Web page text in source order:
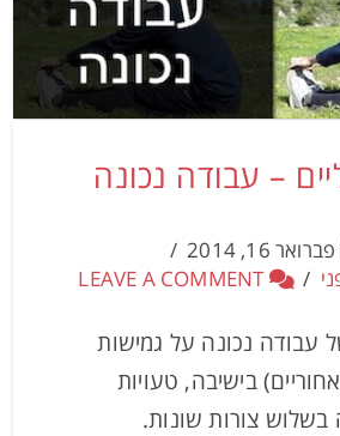
– עבודה נכונה
פברואר 16, 2014
LEAVE A COMMENT
עבודה נכונה על גמישות
בישיבה, טעויות
בשלוש צורות שונות.